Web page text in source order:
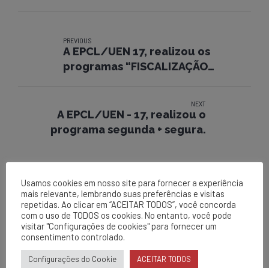
PREVIOUS
A EPCL/UEN 17, realizou os
programas “FISCALIZAÇÃO
NEXT
A EPCL/UEN - 17, realizou o
programa segunda + segura.
EPCL
Usamos cookies em nosso site para fornecer a experiência
mais relevante, lembrando suas preferências e visitas
repetidas. Ao clicar em “ACEITAR TODOS”, você concorda
com o uso de TODOS os cookies. No entanto, você pode
visitar "Configurações de cookies" para fornecer um
consentimento controlado.
Configurações do Cookie ACEITAR TODOS